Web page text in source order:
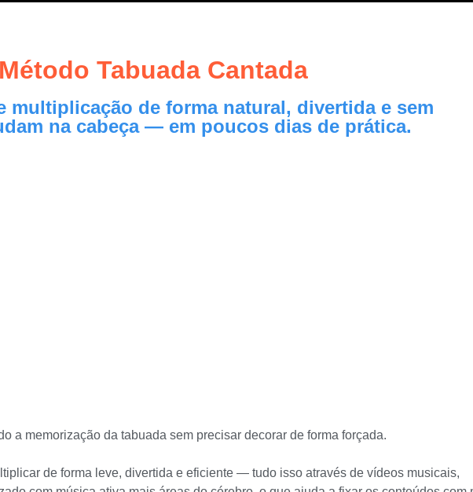
Tabuada Cantada
multiplicação de forma natural, divertida e sem
na cabeça — em poucos dias de prática.
a memorização da tabuada sem precisar decorar de forma forçada.
de forma leve, divertida e eficiente — tudo isso através de vídeos musicais,